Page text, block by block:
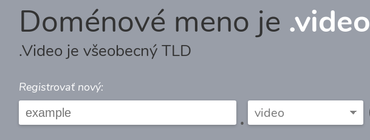
Doménové meno je .video
.Video je všeobecný TLD
Registrovať nový:
.